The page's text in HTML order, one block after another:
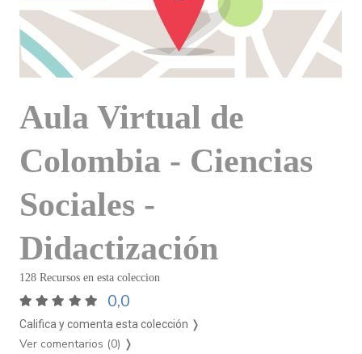
Aula Virtual de
Colombia - Ciencias
Sociales -
Didactización
128 Recursos en esta coleccion
0,0
Califica y comenta esta colección ❭
Ver comentarios (0) ❭